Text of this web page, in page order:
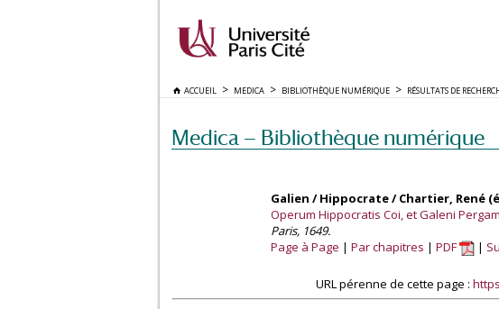
ACCUEIL MEDICA BIBLIOTHÈQUE NUMÉRIQUE RÉSULTATS DE
Medica — Bibliothèque numérique
Galien / Hippocrate / Chartier, René
Operum Hippocratis Coi, et Galeni
Paris, 1649.
Page à Page
Par chapitres PDF
URL pérenne de cette page :